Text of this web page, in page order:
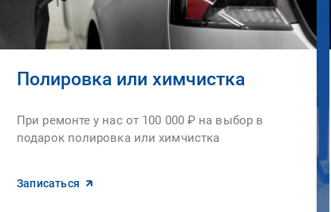
Полировка или химчистка
При ремонте у нас от 100 000 ₽ на выбор в
подарок полировка или химчистка
Записаться